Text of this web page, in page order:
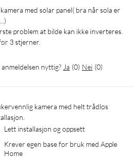
og din integritet
er konstruert for å sikre at dine
Få ro i sinnet – du vil ha god
rundt hjemmet ditt.
batteritid på 3 måneder
S340 installeres utendørs og
måneder på bare én opplading. Det
problem at bilde kan ikke inverteres.
3 stjerner.
anmeldelsen nyttig? Ja (0) Nei (0)
Lett installasjon og oppsett
Krever egen base for bruk med Apple
Home